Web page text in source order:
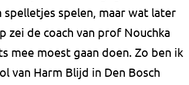
spelen, maar wat later
zei de coach van prof Nouchka
mee moest gaan doen. Zo ben ik
van Harm Blijd in Den Bosch